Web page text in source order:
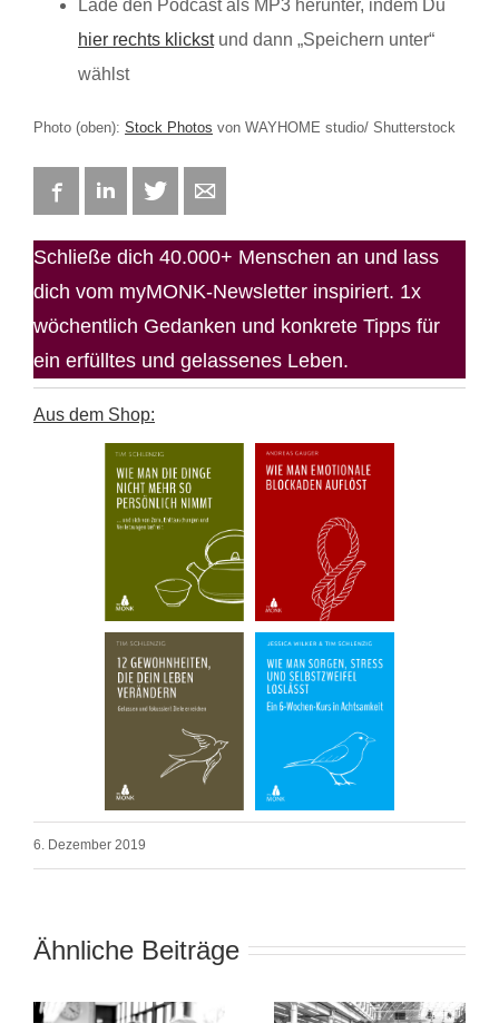
Lade den Podcast als MP3 herunter, indem Du
hier rechts klickstund dann „Speichern unter“
wählst
Photo (oben): Stock Photos von WAYHOME studio/ Shutterstock
FacebookLinkedIn Twitter
Schließe dich 40.000+ Menschen an und lass
dich vom myMONK-Newsletter inspiriert. 1x
wöchentlich Gedanken und konkrete Tipps für
ein erfülltes und gelassenes Leben.
Aus dem Shop:
6. Dezember 2019
Ähnliche Beiträge